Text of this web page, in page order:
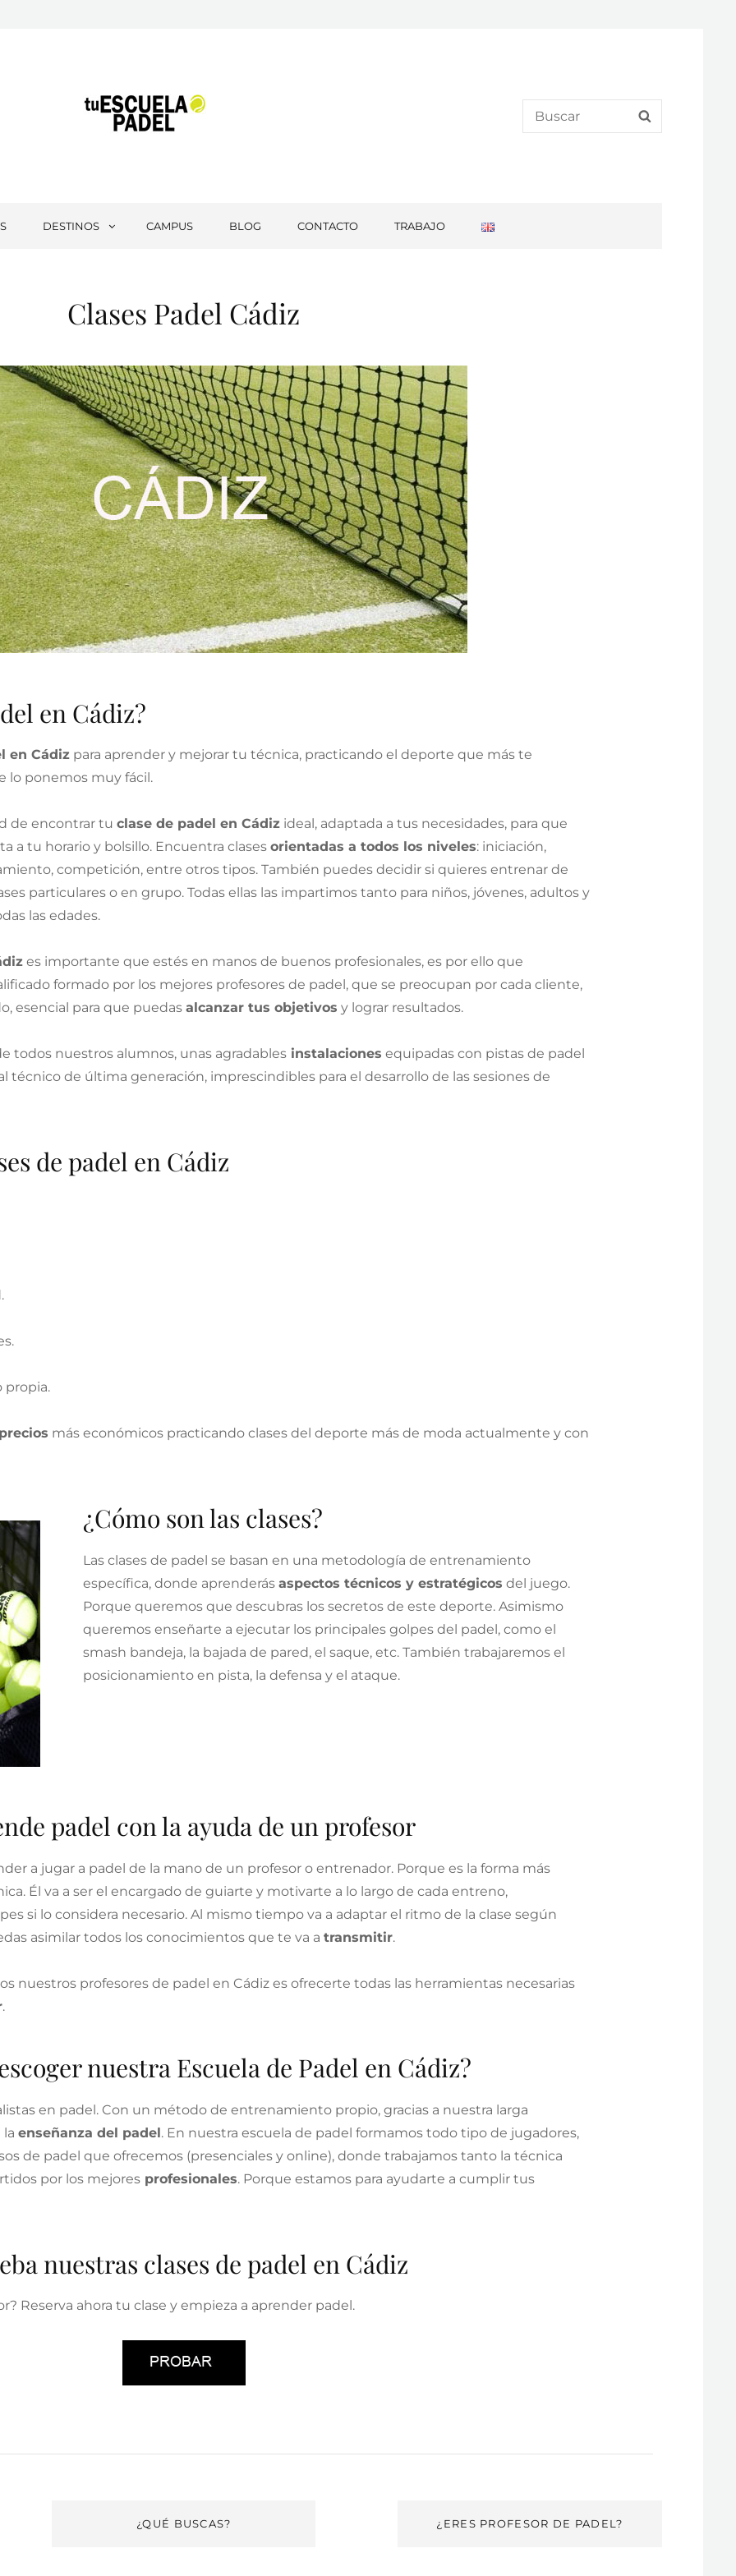
Tu Escuela Padel
Search
for:
DESTINOS CAMPUS BLOG CONTACTO TRABAJO
Clases Padel Cádiz
en Cádiz?
en Cádizpara aprender y mejorar tu técnica, practicando el deporte que más te
lo ponemos muy fácil.
de encontrar tu clase de padel en Cádizideal, adaptada a tus necesidades, para que
a tu horario y bolsillo. Encuentra clases orientadas a todos los niveles: iniciación,
competición, entre otros tipos. También puedes decidir si quieres entrenar de
particulares o en grupo. Todas ellas las impartimos tanto para niños, jóvenes, adultos y
las edades.
es importante que estés en manos de buenos profesionales, es por ello que
formado por los mejores profesores de padel, que se preocupan por cada cliente,
esencial para que puedas alcanzar tus objetivos y lograr resultados.
todos nuestros alumnos, unas agradablesinstalaciones equipadas con pistas de padel
técnico de última generación, imprescindibles para el desarrollo de las sesiones de
de padel en Cádiz
propia.
más económicos practicando clases del deporte más de moda actualmente y con
¿Cómo son las clases?
Las clases de padel se basan en una metodología de entrenamiento
específica, donde aprenderásaspectos técnicos y estratégicos del juego.
Porque queremos que descubras los secretos de este deporte. Asimismo
queremos enseñarte a ejecutar los principales golpes del padel, como el
smash bandeja, la bajada de pared, el saque, etc. También trabajaremos el
posicionamiento en pista, la defensa y el ataque.
padel con la ayuda de un profesor
a jugar a padel de la mano de un profesor o entrenador. Porque es la forma más
Él va a ser el encargado de guiarte y motivarte a lo largo de cada entreno,
si lo considera necesario. Al mismo tiempo va a adaptar el ritmo de la clase según
asimilar todos los conocimientos que te va a transmitir.
nuestros profesores de padel en Cádiz es ofrecerte todas las herramientas necesarias
.
nuestra Escuela de Padel en Cádiz?
en padel. Con un método de entrenamiento propio, gracias a nuestra larga
la enseñanza del padel. En nuestra escuela de padel formamos todo tipo de jugadores,
de padel que ofrecemos (presenciales y online), donde trabajamos tanto la técnica
por los mejoresprofesionales. Porque estamos para ayudarte a cumplir tus
nuestras clases de padel en Cádiz
Reserva ahora tu clase y empieza a aprender padel.
¿QUÉ BUSCAS? ¿ERES PROFESOR DE PADEL?